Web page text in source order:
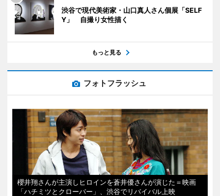
渋谷で現代美術家・山口真人さん個展「SELF
Y」 自撮り女性描く
もっと見る
フォトフラッシュ
櫻井翔さんが主演しヒロインを蒼井優さんが演じた＝映画
「ハチミツとクローバー」、渋谷でリバイバル上映